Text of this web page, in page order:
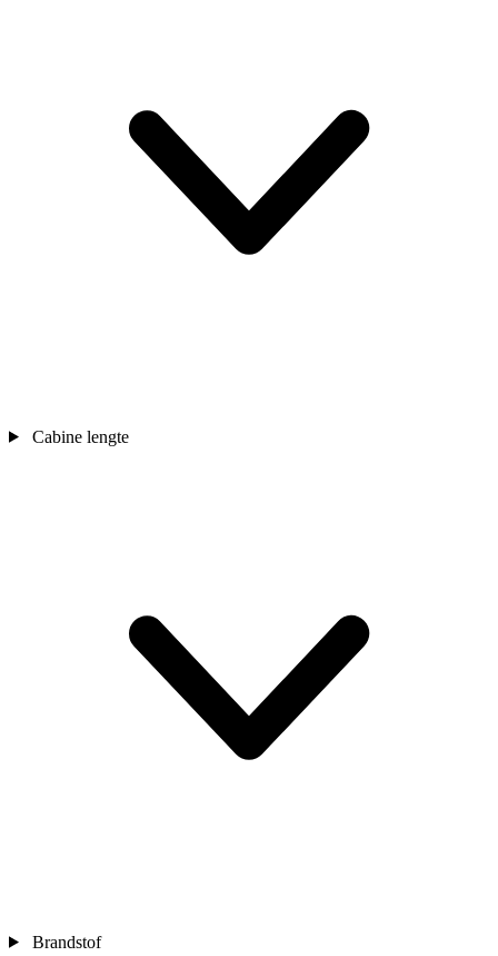
Cabine lengte
Brandstof